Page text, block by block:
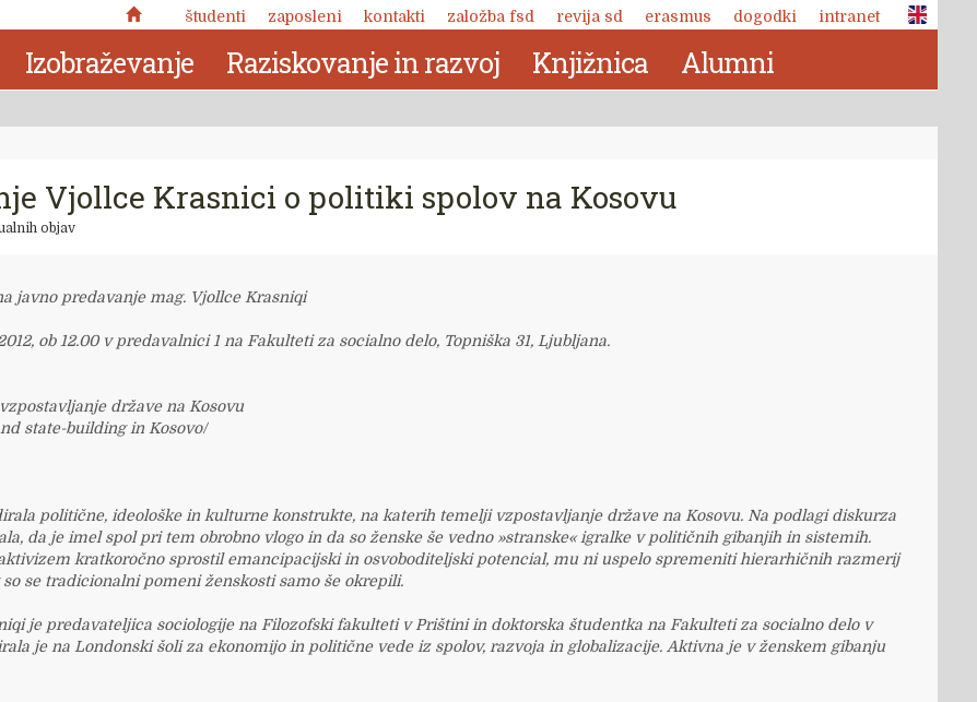
Nuja pomena: zabeležke o
študenti zaposleni kontakti založba fsd revija sd erasmus dogodki intranet
Izobraževanje Raziskovanje in razvoj Knjižnica Alumni
Vjollce Krasnici o politiki spolov na Kosovu
objav
javno predavanje mag. Vjollce Krasniqi
ob 12.00 v predavalnici 1 na Fakulteti za socialno delo, Topniška 31, Ljubljana.
države na Kosovu
state-building in Kosovo/
politične, ideološke in kulturne konstrukte, na katerih temelji vzpostavljanje države na Kosovu. Na podlagi diskurza
da je imel spol pri tem obrobno vlogo in da so ženske še vedno »stranske« igralke v političnih gibanjih in sistemih.
kratkoročno sprostil emancipacijski in osvoboditeljski potencial, mu ni uspelo spremeniti hierarhičnih razmerij
se tradicionalni pomeni ženskosti samo še okrepili.
je predavateljica sociologije na Filozofski fakulteti v Prištini in doktorska študentka na Fakulteti za socialno delo v
je na Londonski šoli za ekonomijo in politične vede iz spolov, razvoja in globalizacije. Aktivna je v ženskem gibanju